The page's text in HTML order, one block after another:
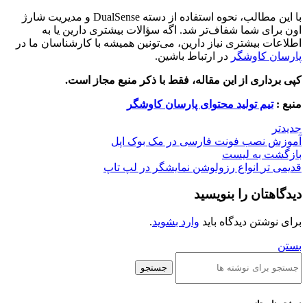
با این مطالب، نحوه استفاده از دسته DualSense و مدیریت شارژ
اون برای شما شفاف‌تر شد. اگه سؤالات بیشتری دارین یا به
اطلاعات بیشتری نیاز دارین، می‌تونین همیشه با کارشناسان ما در
پارسان کاوشگر در ارتباط باشین.
کپی برداری از این مقاله، فقط با ذکر منبع مجاز است.
منبع :تیم تولید محتوای پارسان کاوشگر
جدیدتر
آموزش نصب فونت فارسی در مک بوک اپل
بازگشت به لیست
قدیمی تر
انواع رزولوشن نمایشگر در لپ تاپ
دیدگاهتان را بنویسید
برای نوشتن دیدگاه باید وارد بشوید.
بستن
جستجو